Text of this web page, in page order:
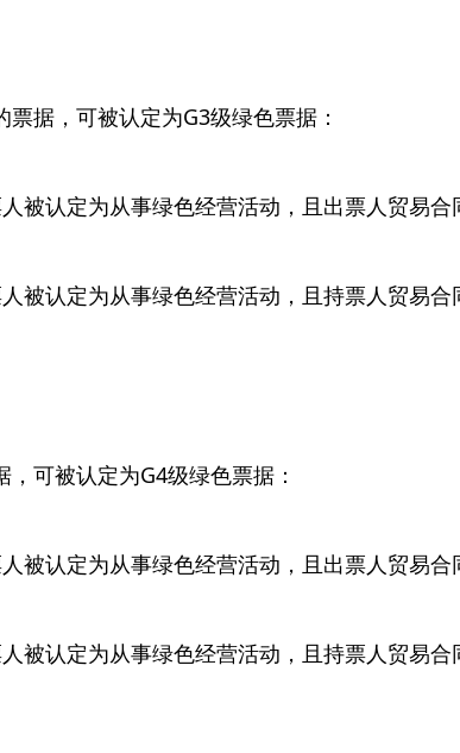
据，可被认定为G3级绿色票据：
人被认定为从事绿色经营活动，且出票人贸易
被认定为从事绿色经营活动，且持票人贸易
可被认定为G4级绿色票据：
人被认定为从事绿色经营活动，且出票人贸易
被认定为从事绿色经营活动，且持票人贸易